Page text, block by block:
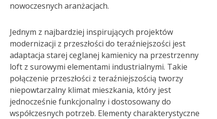
nowoczesnych aranżacjach.
Jednym z najbardziej inspirujących projektów
modernizacji z przeszłości do teraźniejszości jest
adaptacja starej ceglanej kamienicy na przestrzenny
loft z surowymi elementami industrialnymi. Takie
połączenie przeszłości z teraźniejszością tworzy
niepowtarzalny klimat mieszkania, który jest
jednocześnie funkcjonalny i dostosowany do
współczesnych potrzeb. Elementy charakterystyczne